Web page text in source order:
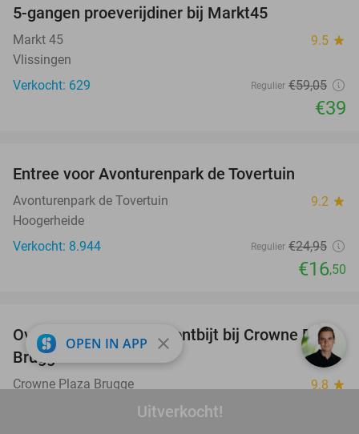
Uitverkocht!
5-gangen proeverijdiner bij Markt45
Markt 45 9.5 star
Vlissingen
Verkocht: 629
Regulier €59,05
€39
Entree voor Avonturenpark de Tovertuin
Avonturenpark de Tovertuin 9.2 star
Hoogerheide
Verkocht: 8.944
Regulier €24,95
€16,50
44%
Overnachting voor 2 + ontbijt bij Crowne Plaza
Brugge
Crowne Plaza Brugge 9.8 star
OPEN IN APP close